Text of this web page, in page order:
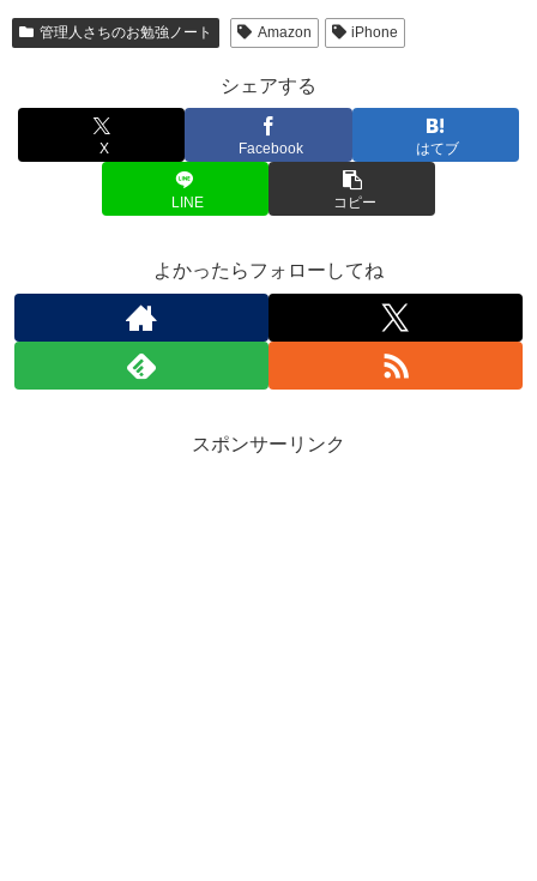
管理人さちのお勉強ノート Amazon iPhone
シェアする
X Facebook はてブ
LINE コピー
よかったらフォローしてね
スポンサーリンク